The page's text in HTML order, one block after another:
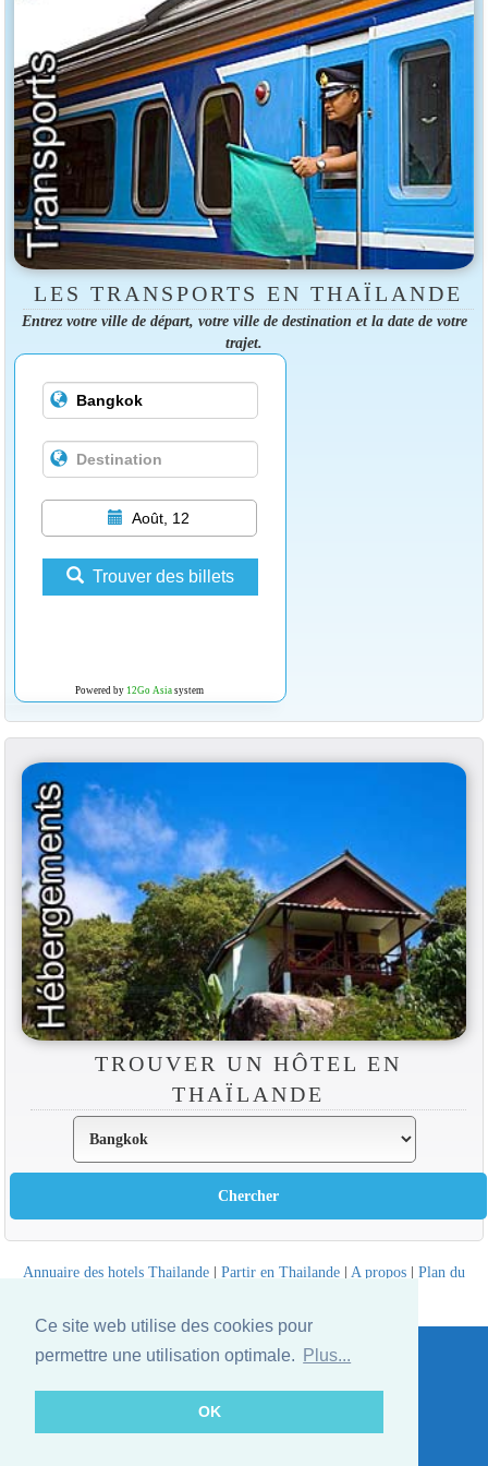
Ce site web utilise des cookies pour
permettre une utilisation optimale.
Plus...
OK
LES TRANSPORTS EN THAÏLANDE
Entrez votre ville de départ, votre ville de destination et la date de votre
trajet.
Août, 12
Trouver des billets
Powered by 12Go Asiasystem
TROUVER UN HÔTEL EN
THAÏLANDE
Annuaire des hotels Thailande | Partir en Thailande | A propos | Plan du
Website © Thailandee.com - 2026